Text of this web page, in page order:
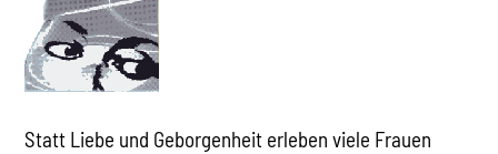
Statt Liebe und Geborgenheit erleben viele Frauen